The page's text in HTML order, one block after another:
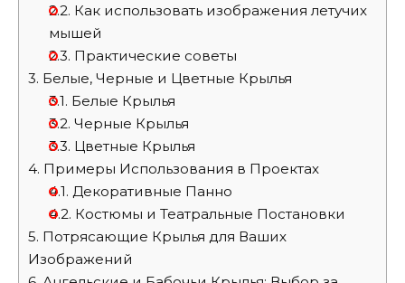
2.2. Как использовать изображения летучих
мышей
2.3. Практические советы
3. Белые, Черные и Цветные Крылья
3.1. Белые Крылья
3.2. Черные Крылья
3.3. Цветные Крылья
4. Примеры Использования в Проектах
4.1. Декоративные Панно
4.2. Костюмы и Театральные Постановки
5. Потрясающие Крылья для Ваших
Изображений